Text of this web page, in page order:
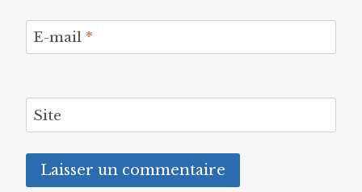
E-mail *
Site